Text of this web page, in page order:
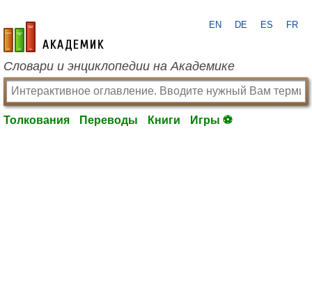
academic.ru
EN DE ES FR
Словари и энциклопедии на Академике
Толкования Переводы Книги Игры ⚽